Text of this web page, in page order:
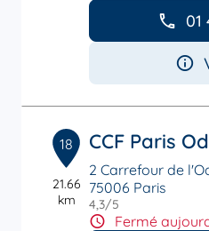
01
18
21.66
km
CCF Paris
2 Carrefour de
75006 Paris
4,3/5
Fermé